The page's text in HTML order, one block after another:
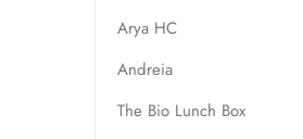
Arya HC
Andreia
The Bio Lunch Box